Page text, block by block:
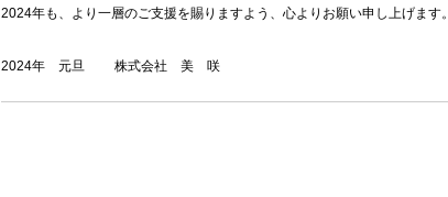
2024年も、より一層のご支援を賜りますよう、心よりお願い申し上げます。
2024年 元旦 株式会社 美 咲